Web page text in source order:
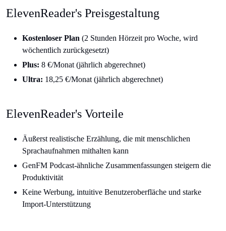
ElevenReader's Preisgestaltung
Kostenloser Plan (2 Stunden Hörzeit pro Woche, wird
wöchentlich zurückgesetzt)
Plus: 8 €/Monat (jährlich abgerechnet)
Ultra: 18,25 €/Monat (jährlich abgerechnet)
ElevenReader's Vorteile
Äußerst realistische Erzählung, die mit menschlichen
Sprachaufnahmen mithalten kann
GenFM Podcast-ähnliche Zusammenfassungen steigern die
Produktivität
Keine Werbung, intuitive Benutzeroberfläche und starke
Import-Unterstützung